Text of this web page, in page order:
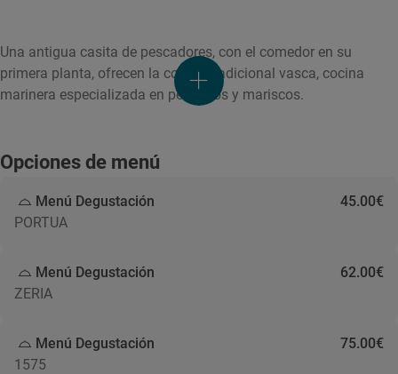
Una antigua casita de pescadores, con el comedor en su
primera planta, ofrecen la cocina tradicional vasca, cocina
marinera especializada en pescados y mariscos.
Opciones de menú
Menú Degustación
45.00€
PORTUA
Menú Degustación
62.00€
ZERIA
Menú Degustación
75.00€
1575